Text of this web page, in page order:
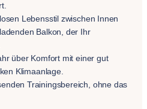
Lebensstil zwischen Innen
Balkon, der Ihr
über Komfort mit einer gut
Klimaanlage.
Trainingsbereich, ohne das